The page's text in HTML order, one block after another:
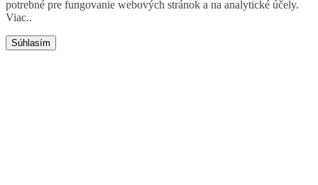
potrebné pre fungovanie webových stránok a na analytické účely.
Viac..
Súhlasím